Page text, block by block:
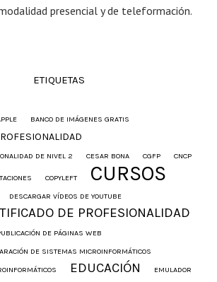
presencial y de teleformación.
ETIQUETAS
BANCO DE IMÁGENES GRATIS
DE NIVEL 2 CESAR BONA CGFP CNCP
COPYLEFT CURSOS
DESCARGAR VÍDEOS DE YOUTUBE
DE PROFESIONALIDAD
DE PÁGINAS WEB
DE SISTEMAS MICROINFORMÁTICOS
EDUCACIÓN
EMULADOR